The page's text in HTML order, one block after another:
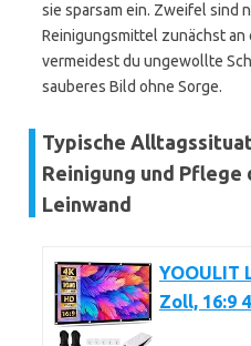
sie sparsam ein. Zweifel sind
Reinigungsmittel zunächst
vermeidest du ungewollte
sauberes Bild ohne Sorge.
Typische
Reinigung und Pflege
Leinwand
YOOULIT
Zoll, 16:9